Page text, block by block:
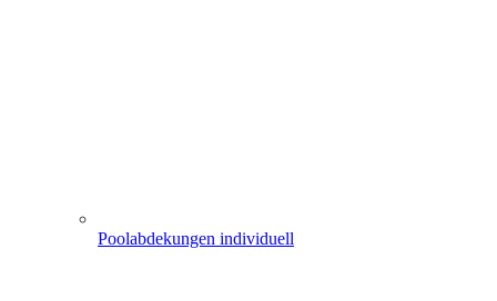
Poolabdekungen individuell